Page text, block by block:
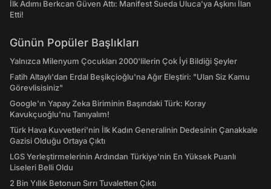
İlk Adımı Berkcan Güven Attı: Manifest Sueda Uluca'ya Aşkını İlan
Etti!
Günün Popüler Başlıkları
Yalnızca Milenyum Çocukları 2000'lilerin Çok İyi Bildiği Şeyler
Fatih Altaylı'dan Erdal Beşikçioğlu'na Ağır Eleştiri: "Ulan Siz Kamu
Görevlisisiniz"
Google'ın Yapay Zeka Biriminin Başındaki Türk: Koray
Kavukçuoğlu'nu Tanıyalım!
Türk Hava Kuvvetleri'nin İlk Kadın Generalinin Dedesinin Çanakkale
Gazisi Olduğu Ortaya Çıktı
LGS Yerleştirmelerinin Ardından Türkiye'nin En Yüksek Puanlı
Liseleri Belli Oldu
2 Bin Yıllık Betonun Sırrı Tuvaletten Çıktı